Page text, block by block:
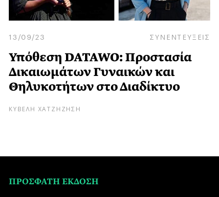
13/09/23 ΣΥΝΕΝΤΕΥΞΕΙΣ
Υπόθεση DATAWO: Προστασία
Δικαιωμάτων Γυναικών και
Θηλυκοτήτων στο Διαδίκτυο
ΚΥΒΕΛΗ ΧΑΤΖΗΖΗΣΗ
ΠΡΟΣΦΑΤΗ ΕΚΔΟΣΗ